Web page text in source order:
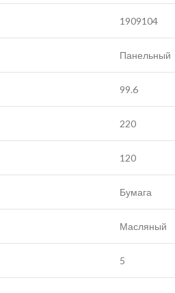
1909104
Панельный
99.6
220
120
Бумага
Масляный
5